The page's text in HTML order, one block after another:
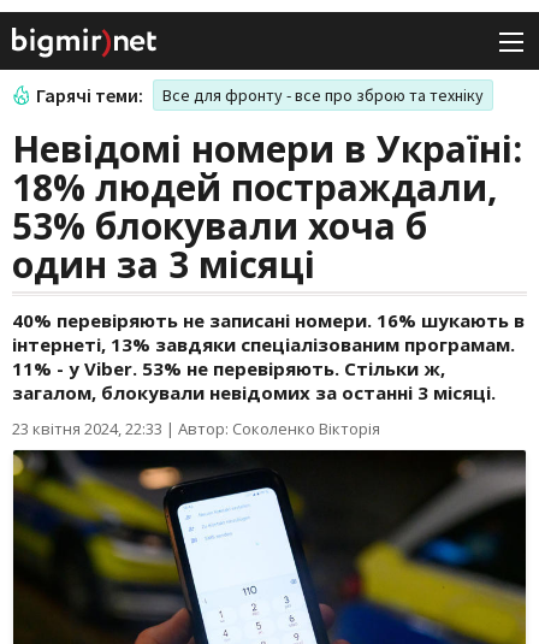
Гарячі теми: Все для фронту - все про зброю та техніку
Невідомі номери в Україні:
18% людей постраждали,
53% блокували хоча б
один за 3 місяці
40% перевіряють не записані номери. 16% шукають в
інтернеті, 13% завдяки спеціалізованим програмам.
11% - у Viber. 53% не перевіряють. Стільки ж,
загалом, блокували невідомих за останні 3 місяці.
23 квітня 2024, 22:33 | Автор: Соколенко Вікторія